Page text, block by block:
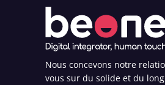
Nous concevons notre
vous sur du solide et du